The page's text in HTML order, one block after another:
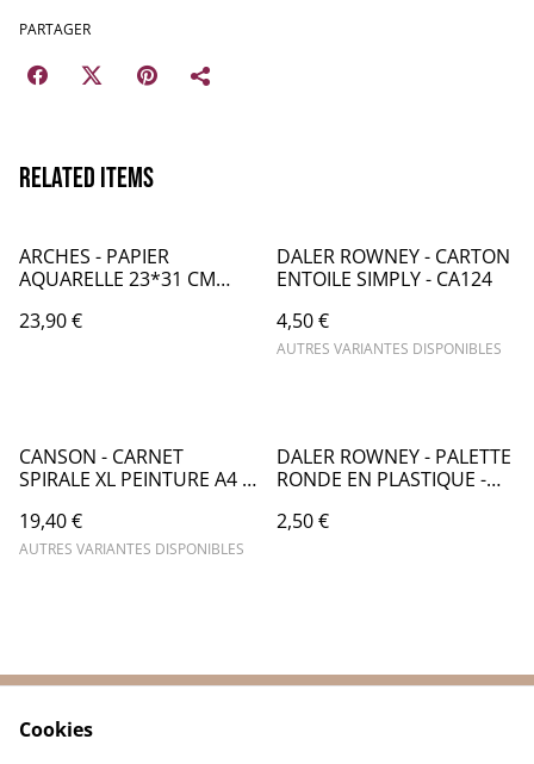
PARTAGER
Related items
ARCHES - PAPIER
AQUARELLE 23*31 CM
23,90 €
DALER ROWNEY - CARTON
ENTOILE SIMPLY - CA124
4,50 €
AUTRES VARIANTES DISPONIBLES
CANSON - CARNET
SPIRALE XL PEINTURE A4 -
19,40 €
AUTRES VARIANTES DISPONIBLES
DALER ROWNEY - PALETTE
RONDE EN PLASTIQUE -
2,50 €
Cookies